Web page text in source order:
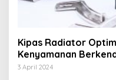
Kipas Radiator
Kenyamanan
3 April 2024